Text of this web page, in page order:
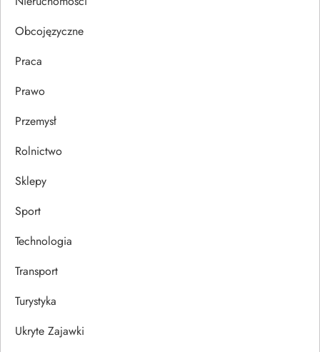
u
Obcojęzyczne
Praca
Prawo
Przemysł
Rolnictwo
Sklepy
Sport
Technologia
Transport
Turystyka
Ukryte Zajawki